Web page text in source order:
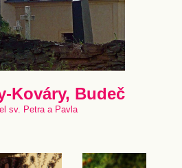
Kováry, Budeč
sv. Petra a Pavla